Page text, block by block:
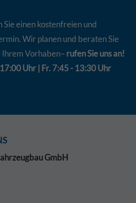
einen kostenfreien und
Wir planen und beraten Sie
Vorhaben– rufen Sie uns an!
Uhr | Fr. 7:45 - 13:30 Uhr
GmbH